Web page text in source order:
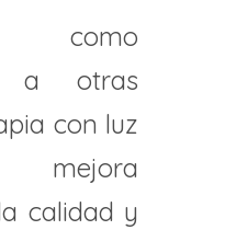
como
a otras
con luz
calidad y